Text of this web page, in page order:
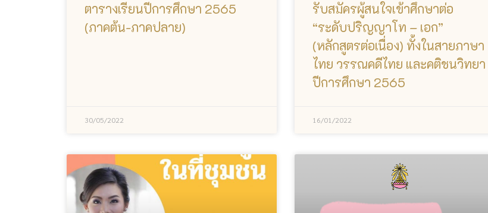
ตารางเรียนปีการศึกษา 2565
(ภาคต้น-ภาคปลาย)
30/05/2022
รับสมัครผู้สนใจเข้าศึกษาต่อ
“ระดับปริญญาโท – เอก”
(หลักสูตรต่อเนื่อง) ทั้งในสายภาษา
ไทย วรรณคดีไทย และคติชนวิทยา
ปีการศึกษา 2565
16/01/2022